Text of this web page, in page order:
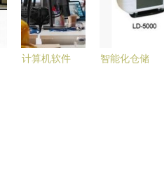
计算机软件
智能化仓储